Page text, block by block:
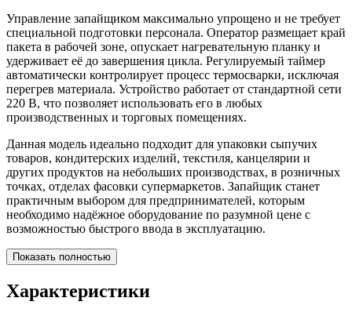
Управление запайщиком максимально упрощено и не требует
специальной подготовки персонала. Оператор размещает край
пакета в рабочей зоне, опускает нагревательную планку и
удерживает её до завершения цикла. Регулируемый таймер
автоматически контролирует процесс термосварки, исключая
перегрев материала. Устройство работает от стандартной сети
220 В, что позволяет использовать его в любых
производственных и торговых помещениях.
Данная модель идеально подходит для упаковки сыпучих
товаров, кондитерских изделий, текстиля, канцелярии и
других продуктов на небольших производствах, в розничных
точках, отделах фасовки супермаркетов. Запайщик станет
практичным выбором для предпринимателей, которым
необходимо надёжное оборудование по разумной цене с
возможностью быстрого ввода в эксплуатацию.
Показать полностью
Характеристики